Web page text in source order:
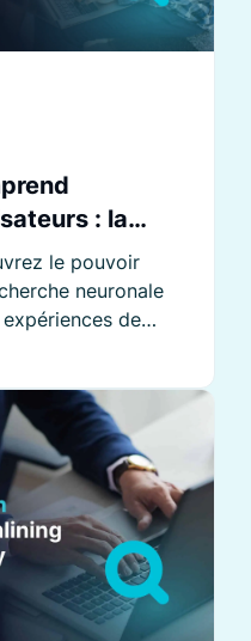
: la
le pouvoir
neuronale
de